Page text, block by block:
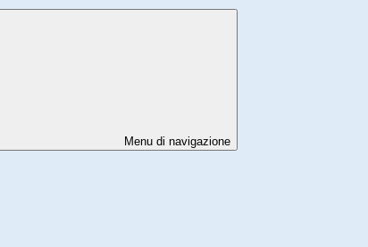
Menu di navigazione